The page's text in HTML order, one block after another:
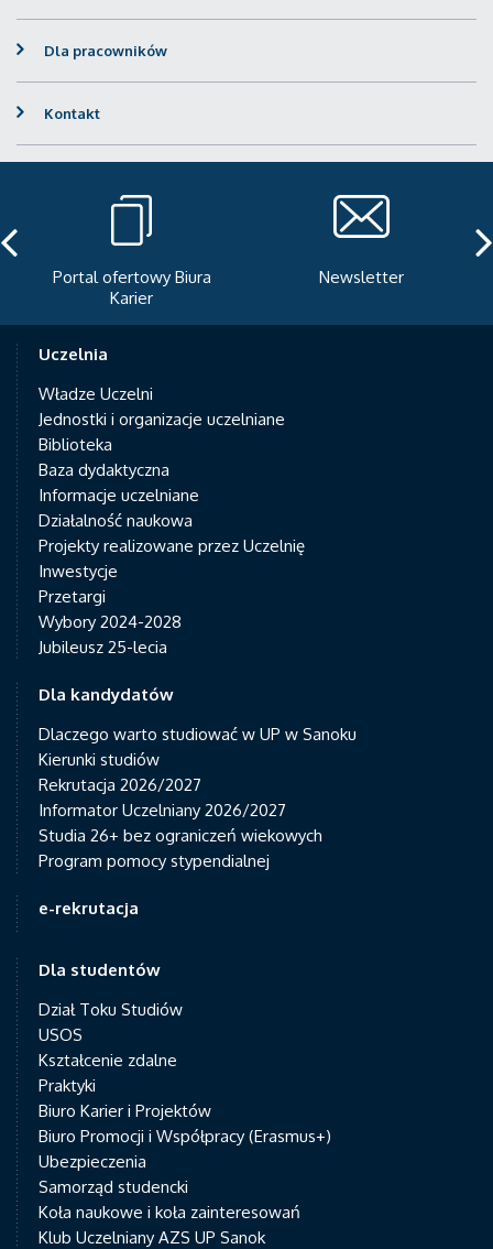
Dla pracowników
Kontakt
Portal ofertowy Biura
Karier
Newsletter
Uczelnia
Władze Uczelni
Jednostki i organizacje uczelniane
Biblioteka
Baza dydaktyczna
Informacje uczelniane
Działalność naukowa
Projekty realizowane przez Uczelnię
Inwestycje
Przetargi
Wybory 2024-2028
Jubileusz 25-lecia
Dla kandydatów
Dlaczego warto studiować w UP w Sanoku
Kierunki studiów
Rekrutacja 2026/2027
Informator Uczelniany 2026/2027
Studia 26+ bez ograniczeń wiekowych
Program pomocy stypendialnej
e-rekrutacja
Dla studentów
Dział Toku Studiów
USOS
Kształcenie zdalne
Praktyki
Biuro Karier i Projektów
Biuro Promocji i Współpracy (Erasmus+)
Ubezpieczenia
Samorząd studencki
Koła naukowe i koła zainteresowań
Klub Uczelniany AZS UP Sanok